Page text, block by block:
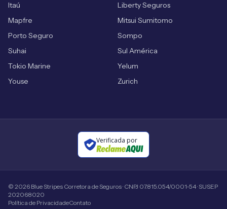
Itaú
Liberty Seguros
Mapfre
Mitsui Sumitomo
Porto Seguro
Sompo
Suhai
Sul América
Tokio Marine
Yelum
Youse
Zurich
Verificada por
© 2026 Blue Stripes Corretora de Seguros · CNPJ 07.815.054/0001-54 · SUSEP
202068020
Política de PrivacidadeContato